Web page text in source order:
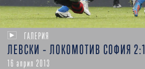
ГАЛЕРИЯ
ЛЕВСКИ – ЛОКОМОТИВ СОФИЯ 2:1
16 април 2013